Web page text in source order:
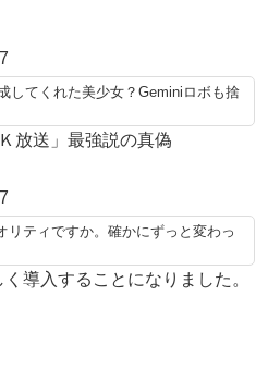
してくれた美少女？Geminiロボも捨
放送」最強説の真偽
リティですか。確かにずっと変わっ
導入することになりました。